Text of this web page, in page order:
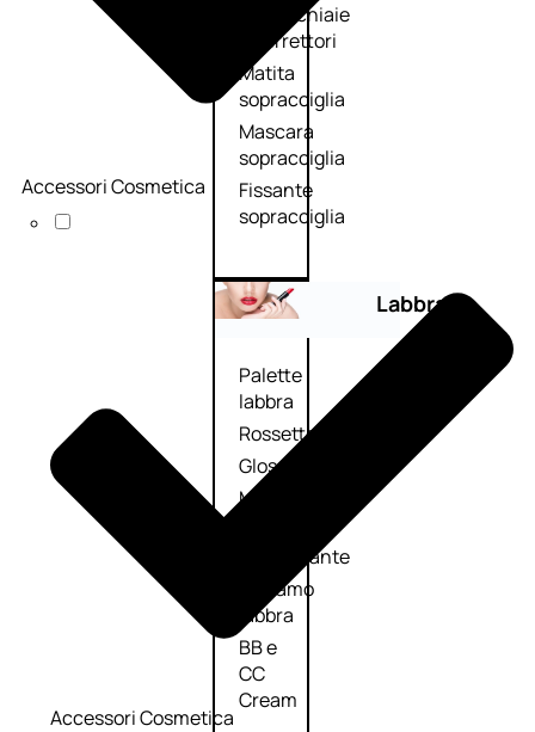
Antiocchiaie
e correttori
Matita
sopracciglia
Mascara
sopracciglia
Fissante
sopracciglia
Labbra
Palette
labbra
Rossetto
Gloss
Matita
Rimpolpante
Balsamo
labbra
BB e
CC
Cream
Accessori Cosmetica
Accessori Cosmetica